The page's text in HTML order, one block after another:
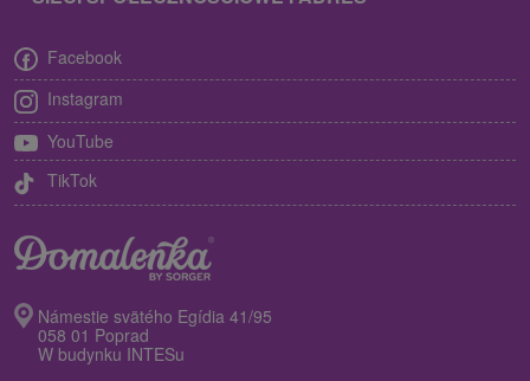
Facebook
Instagram
YouTube
TikTok
Námestie svätého Egídia 41/95
058 01 Poprad
W budynku INTESu